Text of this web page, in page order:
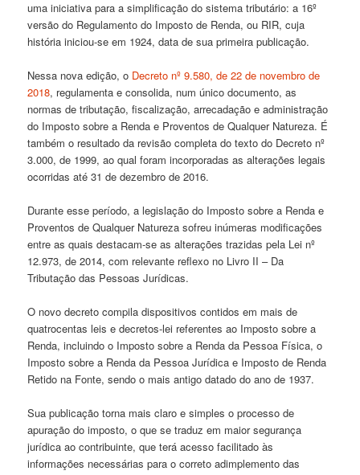
uma iniciativa para a simplificação do sistema tributário: a 16º
versão do Regulamento do Imposto de Renda, ou RIR, cuja
história iniciou-se em 1924, data de sua primeira publicação.
Nessa nova edição, o Decreto nº 9.580, de 22 de novembro de
2018, regulamenta e consolida, num único documento, as
normas de tributação, fiscalização, arrecadação e administração
do Imposto sobre a Renda e Proventos de Qualquer Natureza. É
também o resultado da revisão completa do texto do Decreto nº
3.000, de 1999, ao qual foram incorporadas as alterações legais
ocorridas até 31 de dezembro de 2016.
Durante esse período, a legislação do Imposto sobre a Renda e
Proventos de Qualquer Natureza sofreu inúmeras modificações
entre as quais destacam-se as alterações trazidas pela Lei nº
12.973, de 2014, com relevante reflexo no Livro II – Da
Tributação das Pessoas Jurídicas.
O novo decreto compila dispositivos contidos em mais de
quatrocentas leis e decretos-lei referentes ao Imposto sobre a
Renda, incluindo o Imposto sobre a Renda da Pessoa Física, o
Imposto sobre a Renda da Pessoa Jurídica e Imposto de Renda
Retido na Fonte, sendo o mais antigo datado do ano de 1937.
Sua publicação torna mais claro e simples o processo de
apuração do imposto, o que se traduz em maior segurança
jurídica ao contribuinte, que terá acesso facilitado às
informações necessárias para o correto adimplemento das